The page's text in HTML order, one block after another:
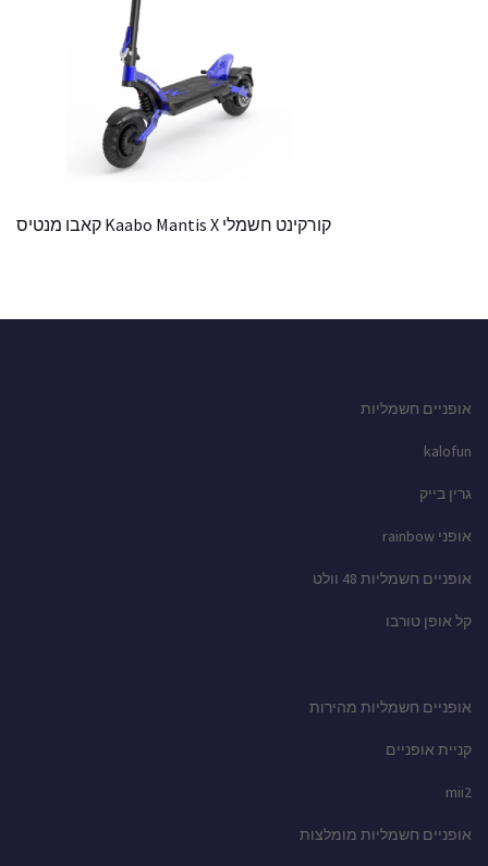
קורקינט חשמלי Kaabo Mantis X קאבו מנטיס
אופניים חשמליות
kalofun
גרין בייק
אופני rainbow
אופניים חשמליות 48 וולט
קל אופן טורבו
אופניים חשמליות מהירות
קניית אופניים
mii2
אופניים חשמליות מומלצות